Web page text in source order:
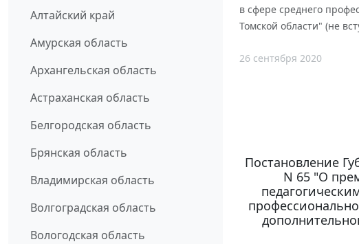
Алтайский край
Амурская область
Архангельская область
Астраханская область
Белгородская область
Брянская область
Владимирская область
Волгоградская область
Вологодская область
в сфере среднего
Томской области" (не
26 сентября 2020
Постановление
N 65 "О